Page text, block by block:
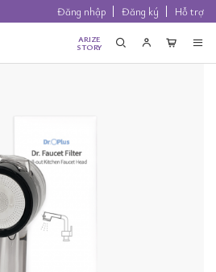
Đăng nhập Đăng ký Hỗ trợ
ARIZE
STORY